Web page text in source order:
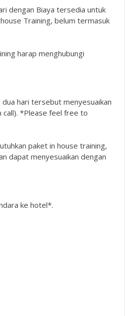
dengan Biaya tersedia untuk
Training, belum termasuk
harap menghubungi
hari tersebut menyesuaikan
call). *Please feel free to
paket in house training,
dapat menyesuaikan dengan
ke hotel*.